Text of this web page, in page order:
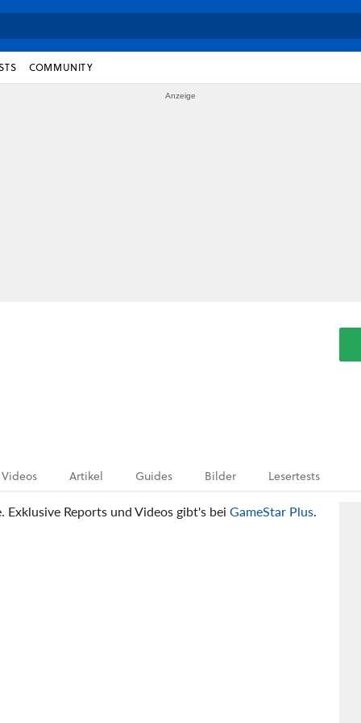
COMMUNITY
Videos Artikel Guides Bilder Lesertests
Reports und Videos gibt's bei GameStar Plus.